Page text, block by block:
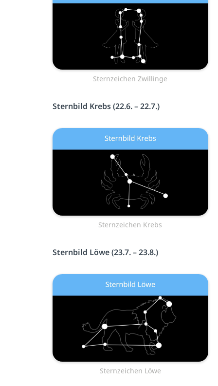
Sternzeichen Zwillinge
Sternbild Krebs (22.6. – 22.7.)
Sternzeichen Krebs
Sternbild Löwe (23.7. – 23.8.)
Sternzeichen Löwe